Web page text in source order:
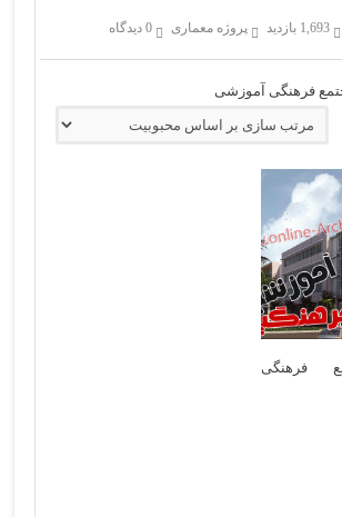
1,693 بازدید پروژه معماری 0 دیدگاه
فرهنگی آموزشی
فرهنگی